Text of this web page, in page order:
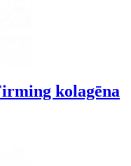
kolagēna